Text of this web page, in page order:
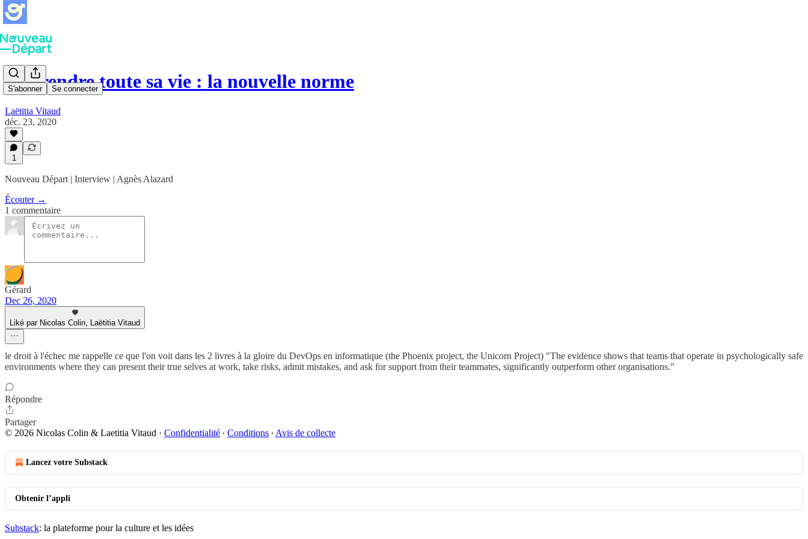
S'abonner Se connecter
Apprendre toute sa vie : la nouvelle norme
Laëtitia Vitaud
déc. 23, 2020
1
Nouveau Départ | Interview | Agnès Alazard
Écouter →
1 commentaire
Gérard
Dec 26, 2020
Liké par Nicolas Colin, Laëtitia Vitaud
le droit à l'échec me rappelle ce que l'on voit dans les 2 livres à la gloire du DevOps en informatique (the Phoenix project, the Unicorn Project) "The evidence shows that teams that operate in psychologically safe
environments where they can present their true selves at work, take risks, admit mistakes, and ask for support from their teammates, significantly outperform other organisations."
Répondre
Partager
© 2026 Nicolas Colin & Laetitia Vitaud · Confidentialité ∙ Conditions ∙ Avis de collecte
Lancez votre Substack
Obtenir l’appli
Substack: la plateforme pour la culture et les idées